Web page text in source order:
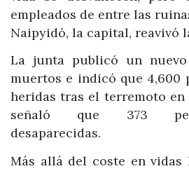
empleados de entre las
Naipyidó, la capital, reavivó
La junta publicó un nuevo
muertos e indicó que 4,600
heridas tras el terremoto en
señaló que 373
desaparecidas.
Más allá del coste en vidas